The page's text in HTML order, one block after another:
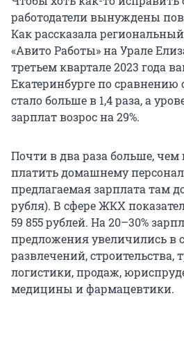
работодатели вынуждены
Как рассказала
«Авито Работы» на Урале
третьем квартале 2023 года
Екатеринбурге по
стало больше в 1,4 раза, а
зарплат возрос на 29%.
Почти в два раза больше, чем
платить домашнему
предлагаемая зарплата там
рубля). В сфере ЖКХ
59 855 рублей. На 20–30%
предложения увеличились в
развлечений, строительства,
логистики, продаж,
медицины и фармацевтики.